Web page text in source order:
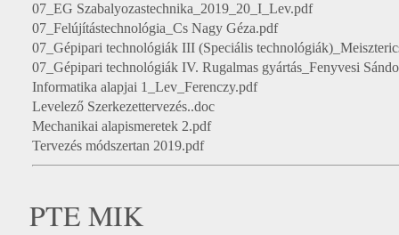
07_EG Szabalyozastechnika_2019_20_I_Lev.pdf
07_Felújítástechnológia_Cs Nagy Géza.pdf
07_Gépipari technológiák III (Speciális
07_Gépipari technológiák IV. Rugalmas gyártás_Fenyvesi
Informatika alapjai 1_Lev_Ferenczy.pdf
Levelező Szerkezettervezés..doc
Mechanikai alapismeretek 2.pdf
Tervezés módszertan 2019.pdf
PTE MIK